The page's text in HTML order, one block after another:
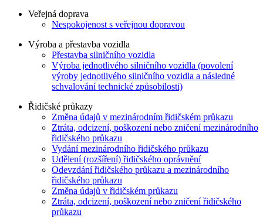
Veřejná doprava
Nespokojenost s veřejnou dopravou
Výroba a přestavba vozidla
Přestavba silničního vozidla
Výroba jednotlivého silničního vozidla (povolení
výroby jednotlivého silničního vozidla a následné
schvalování technické způsobilosti)
Řidičské průkazy
Změna údajů v mezinárodním řidičském průkazu
Ztráta, odcizení, poškození nebo zničení mezinárodního
řidičského průkazu
Vydání mezinárodního řidičského průkazu
Udělení (rozšíření) řidičského oprávnění
Odevzdání řidičského průkazu a mezinárodního
řidičského průkazu
Změna údajů v řidičském průkazu
Ztráta, odcizení, poškození nebo zničení řidičského
průkazu